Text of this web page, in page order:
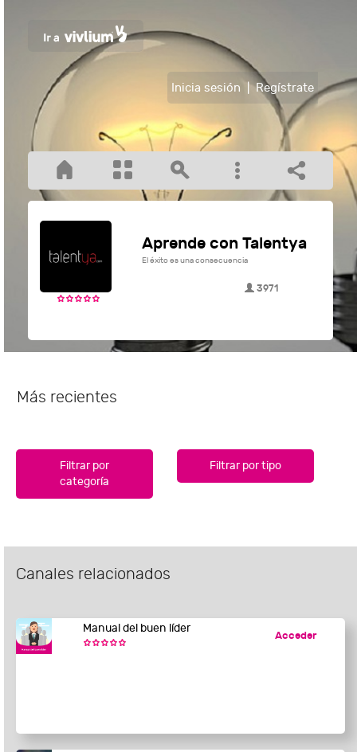
Inicia sesión Regístrate
Aprende con Talentya
El éxito es una consecuencia
3971
Más recientes
Filtrar por
categoría
Filtrar por tipo
Canales relacionados
Manual del buen líder
Acceder